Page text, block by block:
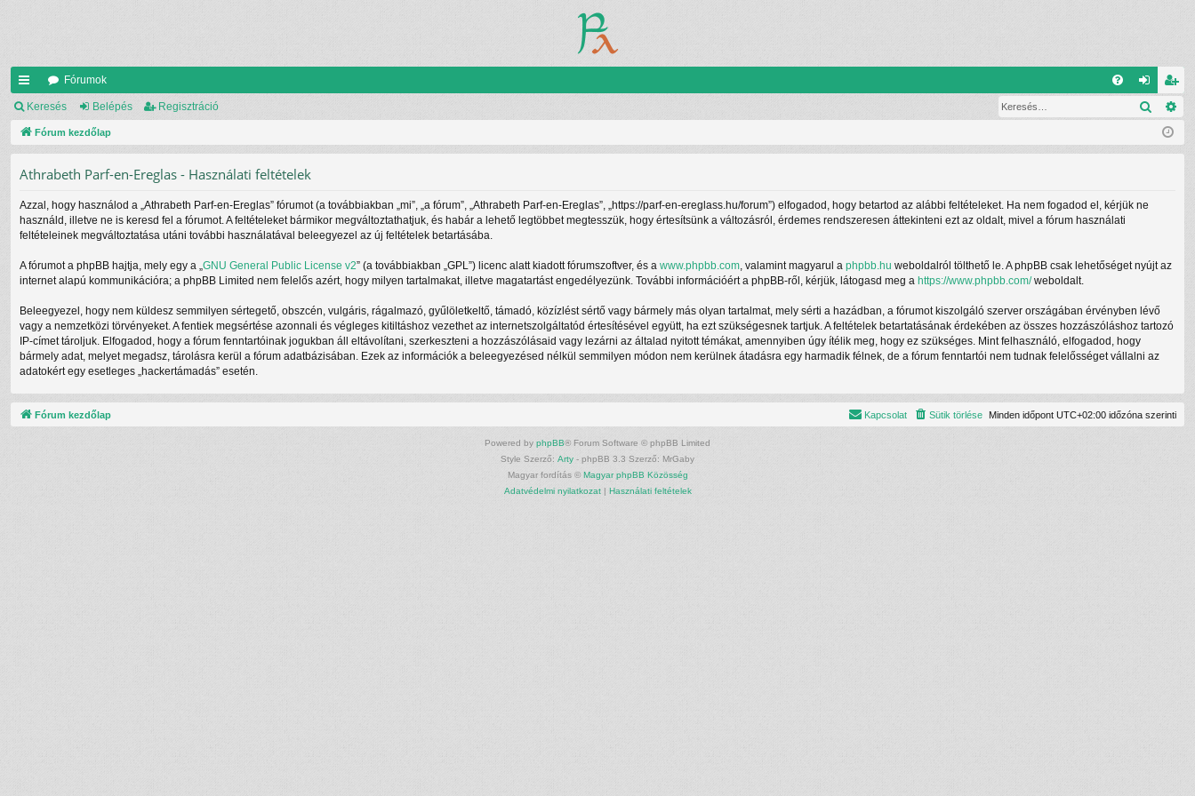
yo
rs
k
Fórumok
el eg
is
Keresés Belépés Regisztráció
Fórum kezdőlap
Athrabeth Parf-en-Ereglas - Használati feltételek
Azzal, hogy használod a „Athrabeth Parf-en-Ereglas” fórumot (a továbbiakban „mi”, „a fórum”, „Athrabeth Parf-en-Ereglas”, „https://parf-en-ereglass.hu/forum”) elfogadod, hogy betartod az alábbi feltételeket. Ha nem fogadod el, kérjük ne
használd, illetve ne is keresd fel a fórumot. A feltételeket bármikor megváltoztathatjuk, és habár a lehető legtöbbet megtesszük, hogy értesítsünk a változásról, érdemes rendszeresen áttekinteni ezt az oldalt, mivel a fórum használati
feltételeinek megváltoztatása utáni további használatával beleegyezel az új feltételek betartásába.
A fórumot a phpBB hajtja, mely egy a „ GNU General Public License v2” (a továbbiakban „GPL”) licenc alatt kiadott fórumszoftver, és a www.phpbb.com , valamint magyarul a phpbb.hu weboldalról tölthető le. A phpBB csak lehetőséget nyújt az
internet alapú kommunikációra; a phpBB Limited nem felelős azért, hogy milyen tartalmakat, illetve magatartást engedélyezünk. További információért a phpBB-ről, kérjük, látogasd meg a https://www.phpbb.com/weboldalt.
Beleegyezel, hogy nem küldesz semmilyen sértegető, obszcén, vulgáris, rágalmazó, gyűlöletkeltő, támadó, közízlést sértő vagy bármely más olyan tartalmat, mely sérti a hazádban, a fórumot kiszolgáló szerver országában érvényben lévő
vagy a nemzetközi törvényeket. A fentiek megsértése azonnali és végleges kitiltáshoz vezethet az internetszolgáltatód értesítésével együtt, ha ezt szükségesnek tartjuk. A feltételek betartatásának érdekében az összes hozzászóláshoz tartozó
IP-címet tároljuk. Elfogadod, hogy a fórum fenntartóinak jogukban áll eltávolítani, szerkeszteni a hozzászólásaid vagy lezárni az általad nyitott témákat, amennyiben úgy ítélik meg, hogy ez szükséges. Mint felhasználó, elfogadod, hogy
bármely adat, melyet megadsz, tárolásra kerül a fórum adatbázisában. Ezek az információk a beleegyezésed nélkül semmilyen módon nem kerülnek átadásra egy harmadik félnek, de a fórum fenntartói nem tudnak felelősséget vállalni az
adatokért egy esetleges „hackertámadás” esetén.
Fórum kezdőlap Minden időpont UTC+02:00 időzóna szerinti
Sütik törlése
Kapcsolat
Powered by phpBB® Forum Software © phpBB Limited
Style Szerző: Arty - phpBB 3.3 Szerző: MrGaby
Magyar fordítás © Magyar phpBB Közösség
Adatvédelmi nyilatkozat| Használati feltételek